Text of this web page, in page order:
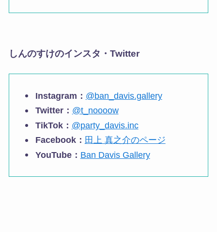
しんのすけのインスタ・Twitter
Instagram： @ban_davis.gallery
Twitter： @t_noooow
TikTok： @party_davis.inc
Facebook： 田上 真之介のページ
YouTube： Ban Davis Gallery